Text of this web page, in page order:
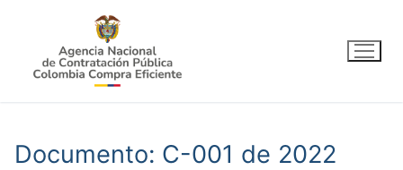
contenido
Documento: C-001 de 2022